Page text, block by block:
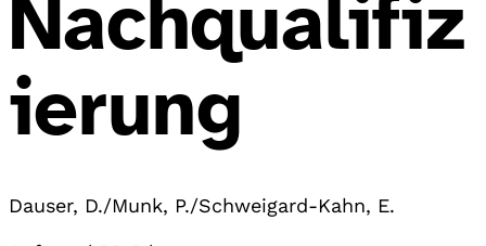
Nachqualifiz
ierung
Dauser, D./Munk, P./Schweigard-Kahn, E.